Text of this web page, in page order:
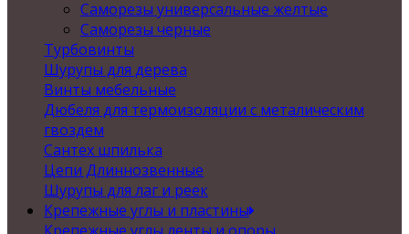
Саморезы универсальные желтые
Саморезы черные
Турбовинты
Шурупы для дерева
Винты мебельные
Дюбеля для термоизоляции с металическим
гвоздем
Сантех шпилька
Цепи Длиннозвенные
Шурупы для лаг и реек
Крепежные углы и пластины